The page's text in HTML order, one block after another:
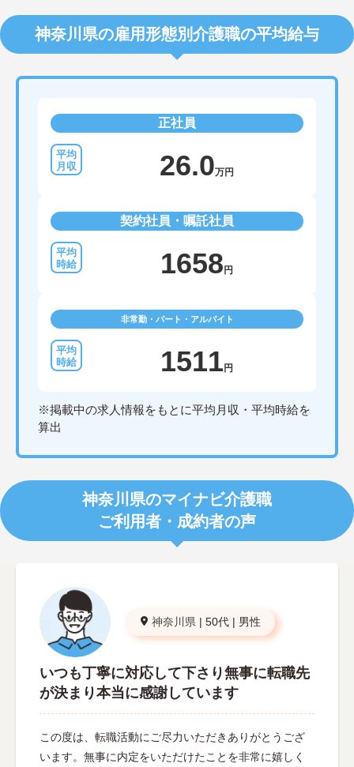
神奈川県の雇用形態別介護職の平均給与
正社員
26.0万円
契約社員・嘱託社員
1658円
非常勤・パート・アルバイト
1511円
※掲載中の求人情報をもとに平均月収・平均時給を
算出
神奈川県のマイナビ介護職
ご利用者・成約者の声
神奈川県 | 50代 | 男性
いつも丁寧に対応して下さり無事に転職先
が決まり本当に感謝しています
この度は、転職活動にご尽力いただきありがとうござ
います。無事に内定をいただけたことを非常に嬉しく